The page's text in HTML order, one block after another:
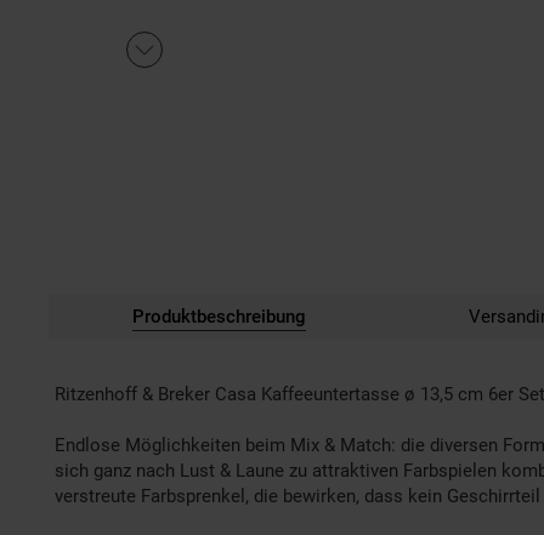
Produktbeschreibung
Ritzenhoff & Breker Casa Kaffeeuntertasse ø 13,5 cm 6er Set
Endlose Möglichkeiten beim Mix & Match: die diversen
sich ganz nach Lust & Laune zu attraktiven Farbspielen
verstreute Farbsprenkel, die bewirken, dass kein